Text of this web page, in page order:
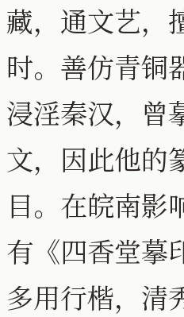
藏，通文艺，
时。善仿青铜
浸淫秦汉，曾
文，因此他的
目。在皖南影
有《四香堂摹
多用行楷，清